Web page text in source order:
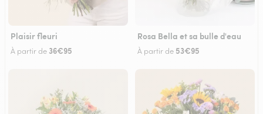
Plaisir fleuri
À partir de 36€95
Rosa Bella et sa bulle d'eau
À partir de 53€95